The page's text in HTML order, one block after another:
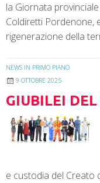
la Giornata
Coldiretti Pordenone,
rigenerazione della
NEWS IN PRIMO PIANO
9 OTTOBRE 2025
GIUBILEI
e custodia del Creato